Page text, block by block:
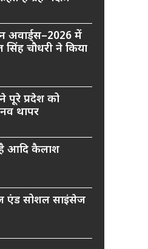
अवार्ड्स–2026 में
सिंह चौधरी ने किया
पूरे प्रदेश को
थापर
है आदि कैलाश
एंड सोशल साइंसेज